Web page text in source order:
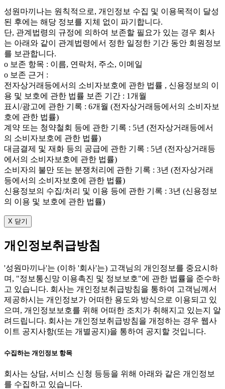
성원마끼나는 원칙적으로, 개인정보 수집 및 이용목적이 달성
된 후에는 해당 정보를 지체 없이 파기합니다.
단, 관계법령의 규정에 의하여 보존할 필요가 있는 경우 회사
는 아래와 같이 관계법령에서 정한 일정한 기간 동안 회원정보
를 보관합니다.
ο 보존 항목 : 이름, 연락처, 주소, 이메일
ο 보존 근거 :
전자상거래등에서의 소비자보호에 관한 법률 , 신용정보의 이
용 및 보호에 관한 법률 보존 기간 : 1개월
표시/광고에 관한 기록 : 6개월 (전자상거래등에서의 소비자보
호에 관한 법률)
계약 또는 청약철회 등에 관한 기록 : 5년 (전자상거래등에서
의 소비자보호에 관한 법률)
대금결제 및 재화 등의 공급에 관한 기록 : 5년 (전자상거래등
에서의 소비자보호에 관한 법률)
소비자의 불만 또는 분쟁처리에 관한 기록 : 3년 (전자상거래
등에서의 소비자보호에 관한 법률)
신용정보의 수집/처리 및 이용 등에 관한 기록 : 3년 (신용정보
의 이용 및 보호에 관한 법률)
X 닫기
개인정보취급방침
'성원마끼나'는 (이하 '회사'는) 고객님의 개인정보를 중요시하
며, "정보통신망 이용촉진 및 정보보호"에 관한 법률을 준수하
고 있습니다. 회사는 개인정보취급방침을 통하여 고객님께서
제공하시는 개인정보가 어떠한 용도와 방식으로 이용되고 있
으며, 개인정보보호를 위해 어떠한 조치가 취해지고 있는지 알
려드립니다. 회사는 개인정보취급방침을 개정하는 경우 웹사
이트 공지사항(또는 개별공지)을 통하여 공지할 것입니다.
수집하는 개인정보 항목
회사는 상담, 서비스 신청 등등을 위해 아래와 같은 개인정보
를 수집하고 있습니다.